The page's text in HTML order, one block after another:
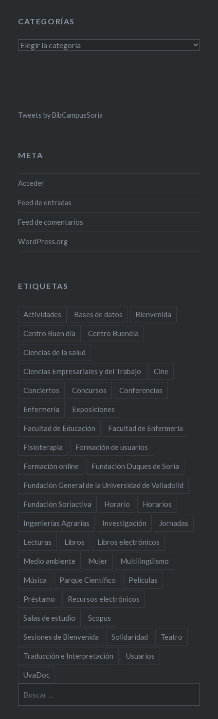
CATEGORÍAS
Categorías
Tweets by BibCampusSoria
META
Acceder
Feed de entradas
Feed de comentarios
WordPress.org
ETIQUETAS
Actividades Bases de datos Bienvenida
Centro Buen día Centro Buendía
Ciencias de la salud
Ciencias Empresariales y del Trabajo Cine
Conciertos Concursos Conferencias
Enfermería Exposiciones
Facultad de Educación Facultad de Enfermería
Fisioterapia Formación de usuarios
Formación online Fundación Duques de Soria
Fundación General de la Universidad de Valladolid
Fundación Soriactiva Horario Horarios
Ingenierías Agrarias Investigación Jornadas
Lecturas Libros Libros electrónicos
Medio ambiente Mujer Multilingüismo
Música Parque Científico Películas
Préstamo Recursos electrónicos
Salas de estudio Scopus
Sesiones de Bienvenida Solidaridad Teatro
Traducción e Interpretación Usuarios
UvaDoc